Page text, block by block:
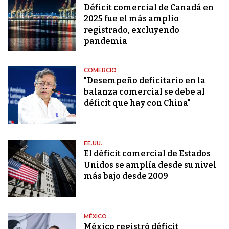
Déficit comercial de Canadá en
2025 fue el más amplio
registrado, excluyendo
pandemia
COMERCIO
"Desempeño deficitario en la
balanza comercial se debe al
déficit que hay con China"
EE.UU.
El déficit comercial de Estados
Unidos se amplía desde su nivel
más bajo desde 2009
MÉXICO
México registró déficit